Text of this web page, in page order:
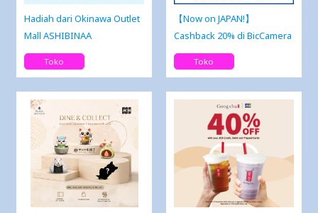
Hadiah dari Okinawa Outlet
Mall ASHIBINAA
Toko
【Now on JAPAN!】
Cashback 20% di BicCamera
Toko